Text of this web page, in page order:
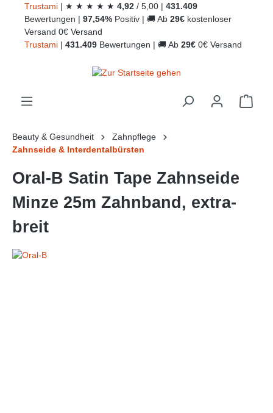
Trustami | ★ ★ ★ ★ ★ 4,92 / 5,00 | 431.409
Bewertungen | 97,54% Positiv | 🚚 Ab 29€ kostenloser
Versand 0€ Versand
Trustami | 431.409 Bewertungen | 🚚 Ab 29€ 0€ Versand
Beauty & Gesundheit
Zahnpflege
Zahnseide & Interdentalbürsten
Oral-B Satin Tape Zahnseide
Minze 25m Zahnband, extra-
breit